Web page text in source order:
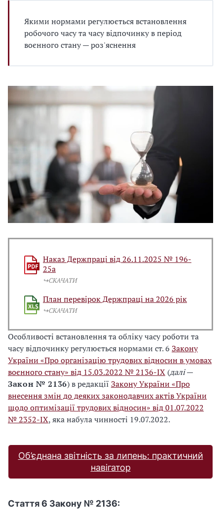
Якими нормами регулюється встановлення
робочого часу та часу відпочинку в період
воєнного стану — роз'яснення
Наказ Держпраці від 26.11.2025 № 196-
25а
↪️СКАЧАТИ
План перевірок Держпраці на 2026 рік
↪️СКАЧАТИ
Особливості встановлення та обліку часу роботи та
часу відпочинку регулюється нормами ст. 6 Закону
України «Про організацію трудових відносин в умовах
воєнного стану» від 15.03.2022 № 2136-ІХ (далі—
Закон № 2136) в редакції Закону України «Про
внесення змін до деяких законодавчих актів України
щодо оптимізації трудових відносин» від 01.07.2022
№ 2352-IX, яка набула чинності 19.07.2022.
Об’єднана звітність за липень: практичний
навігатор
Стаття 6 Закону № 2136: